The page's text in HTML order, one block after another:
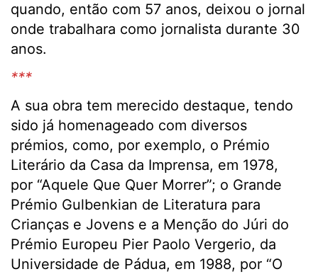
quando, então com 57 anos, deixou o jornal
onde trabalhara como jornalista durante 30
anos.
***
A sua obra tem merecido destaque, tendo
sido já homenageado com diversos
prémios, como, por exemplo, o Prémio
Literário da Casa da Imprensa, em 1978,
por “Aquele Que Quer Morrer”; o Grande
Prémio Gulbenkian de Literatura para
Crianças e Jovens e a Menção do Júri do
Prémio Europeu Pier Paolo Vergerio, da
Universidade de Pádua, em 1988, por “O